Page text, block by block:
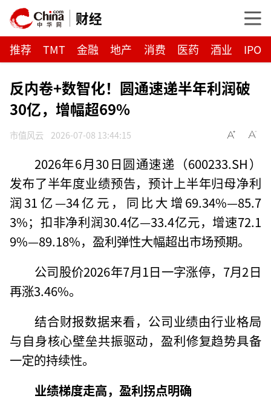
财经
推荐 TMT 金融 地产 消费 医药 酒业 IPO
反内卷+数智化！圆通速递半年利润破
30亿，增幅超69%
市值风云 2026-07-08 13:44:15
2026年6月30日圆通速递（600233.SH）
发布了半年度业绩预告，预计上半年归母净利
润31亿—34亿元，同比大增69.34%—85.7
3%；扣非净利润30.4亿—33.4亿元，增速72.1
9%—89.18%，盈利弹性大幅超出市场预期。
公司股价2026年7月1日一字涨停，7月2日
再涨3.46%。
结合财报数据来看，公司业绩由行业格局
与自身核心壁垒共振驱动，盈利修复趋势具备
一定的持续性。
业绩梯度走高，盈利拐点明确